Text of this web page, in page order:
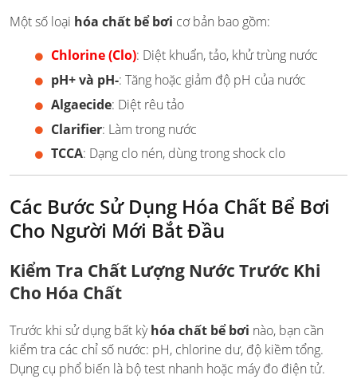
Một số loại hóa chất bể bơi cơ bản bao gồm:
Chlorine (Clo): Diệt khuẩn, tảo, khử trùng nước
pH+ và pH-: Tăng hoặc giảm độ pH của nước
Algaecide: Diệt rêu tảo
Clarifier: Làm trong nước
TCCA: Dạng clo nén, dùng trong shock clo
Các Bước Sử Dụng Hóa Chất Bể Bơi
Cho Người Mới Bắt Đầu
Kiểm Tra Chất Lượng Nước Trước Khi
Cho Hóa Chất
Trước khi sử dụng bất kỳhóa chất bể bơi nào, bạn cần
kiểm tra các chỉ số nước: pH, chlorine dư, độ kiềm tổng.
Dụng cụ phổ biến là bộ test nhanh hoặc máy đo điện tử.